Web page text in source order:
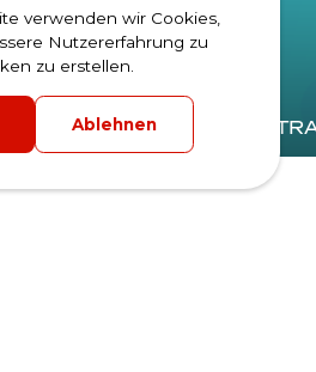
verwenden wir Cookies,
Nutzererfahrung zu
zu erstellen.
Ablehnen H-